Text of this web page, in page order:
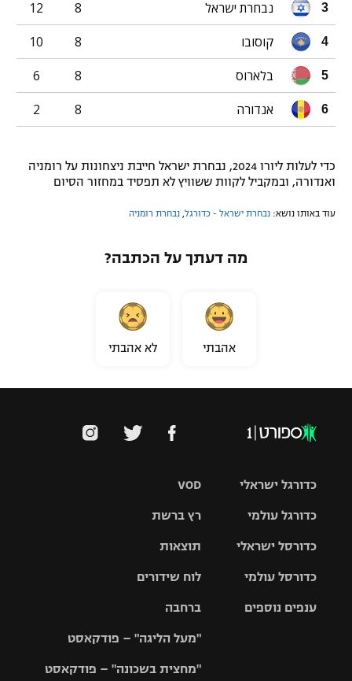
3 נבחרת ישראל 8
12
4 קוסובו 8
10
5 בלארוס 8
6
6 אנדורה 8
2
כדי לעלות ליורו 2024, נבחרת ישראל חייבת ניצחונות על רומניה
ואנדורה, ובמקביל לקוות ששוויץ לא תפסיד במחזור הסיום
עוד באותו נושא: נבחרת ישראל - כדורגל נבחרת רומניה
מה דעתך על הכתבה?
אהבתי לא אהבתי
VOD
רץ ברשת
תוצאות
לוח שידורים
ברחבה
"מעל הליגה" – פודקאסט
"מחצית בשכונה" – פודקאסט
כדורגל ישראלי
גביע הטוטו
כדורגל עולמי
האלופות
ליגה
כדורסל ישראלי
סל
כדורסל עולמי
ענפים נוספים